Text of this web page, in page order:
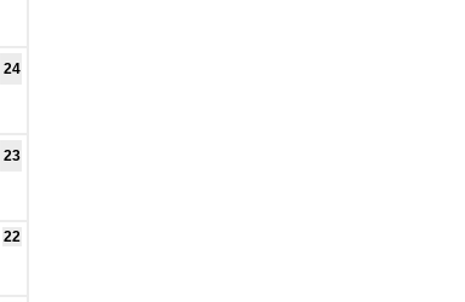
24
23
22